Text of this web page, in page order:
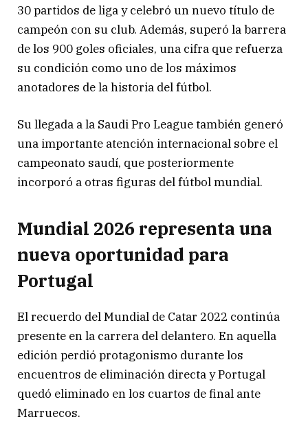
30 partidos de liga y celebró un nuevo título de
campeón con su club. Además, superó la barrera
de los 900 goles oficiales, una cifra que refuerza
su condición como uno de los máximos
anotadores de la historia del fútbol.
Su llegada a la Saudi Pro League también generó
una importante atención internacional sobre el
campeonato saudí, que posteriormente
incorporó a otras figuras del fútbol mundial.
Mundial 2026 representa una
nueva oportunidad para
Portugal
El recuerdo del Mundial de Catar 2022 continúa
presente en la carrera del delantero. En aquella
edición perdió protagonismo durante los
encuentros de eliminación directa y Portugal
quedó eliminado en los cuartos de final ante
Marruecos.